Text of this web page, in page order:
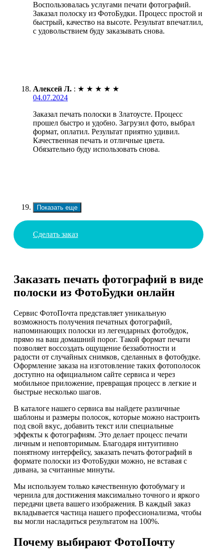
Воспользовалась услугами печати фотографий.
Заказал полоску из ФотоБудки. Процесс простой и
быстрый, качество на высоте. Результат впечатлил,
с удовольствием буду заказывать снова.
Алексей Л. : ★ ★ ★ ★ ★
04.07.2024
Заказал печать полоски в Златоусте. Процесс
прошел быстро и удобно. Загрузил фото, выбрал
формат, оплатил. Результат приятно удивил.
Качественная печать и отличные цвета.
Обязательно буду использовать снова.
Показать еще
Сделать заказ
Заказать печать фотографий в виде
полоски из ФотоБудки онлайн
Сервис ФотоПочта представляет уникальную
возможность получения печатных фотографий,
напоминающих полоски из легендарных фотобудок,
прямо на ваш домашний порог. Такой формат печати
позволяет воссоздать ощущение беззаботности и
радости от случайных снимков, сделанных в фотобудке.
Оформление заказа на изготовление таких фотополосок
доступно на официальном сайте сервиса и через
мобильное приложение, превращая процесс в легкие и
быстрые несколько шагов.
В каталоге нашего сервиса вы найдете различные
шаблоны и размеры полосок, которые можно настроить
под свой вкус, добавить текст или специальные
эффекты к фотографиям. Это делает процесс печати
личным и неповторимым. Благодаря интуитивно
понятному интерфейсу, заказать печать фотографий в
формате полоски из ФотоБудки можно, не вставая с
дивана, за считанные минуты.
Мы используем только качественную фотобумагу и
чернила для достижения максимально точного и яркого
передачи цвета вашего изображения. В каждый заказ
вкладывается частица нашего профессионализма, чтобы
вы могли насладиться результатом на 100%.
Почему выбирают ФотоПочту